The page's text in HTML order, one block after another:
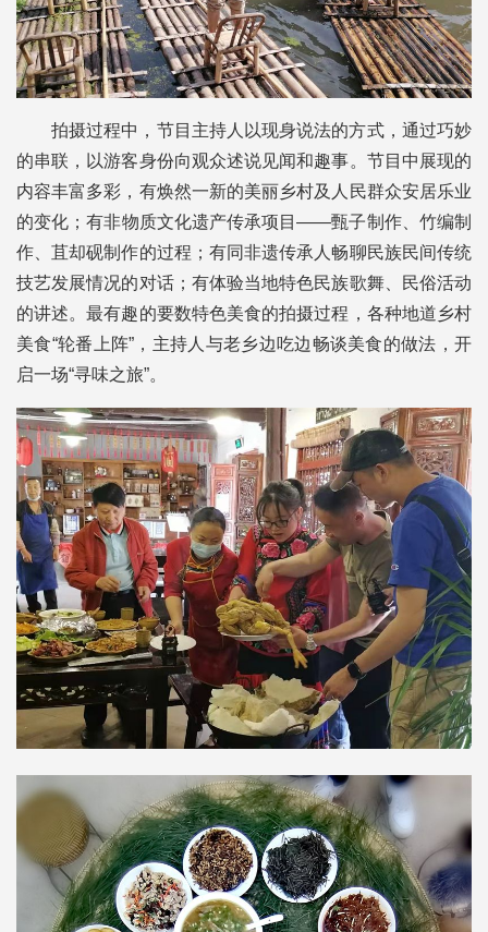
拍摄过程中，节目主持人以现身说法的方式，通过巧妙
的串联，以游客身份向观众述说见闻和趣事。节目中展现的
内容丰富多彩，有焕然一新的美丽乡村及人民群众安居乐业
的变化；有非物质文化遗产传承项目——甄子制作、竹编制
作、苴却砚制作的过程；有同非遗传承人畅聊民族民间传统
技艺发展情况的对话；有体验当地特色民族歌舞、民俗活动
的讲述。最有趣的要数特色美食的拍摄过程，各种地道乡村
美食“轮番上阵”，主持人与老乡边吃边畅谈美食的做法，开
启一场“寻味之旅”。